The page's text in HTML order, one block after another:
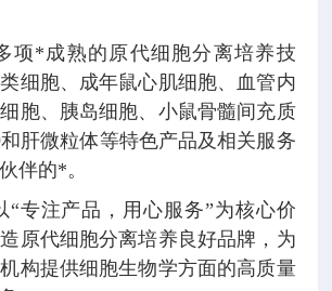
*成熟的原代细胞分离培养技
细胞、成年鼠心肌细胞、血管内
胞、胰岛细胞、小鼠骨髓间充质
肝微粒体等特色产品及相关服务
伴的*。
专注产品，用心服务”为核心价
原代细胞分离培养良好品牌，为
构提供细胞生物学方面的高质量